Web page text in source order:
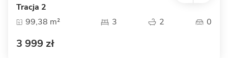
Tracja 2
99,38 m²
3 2 0
3 999 zł